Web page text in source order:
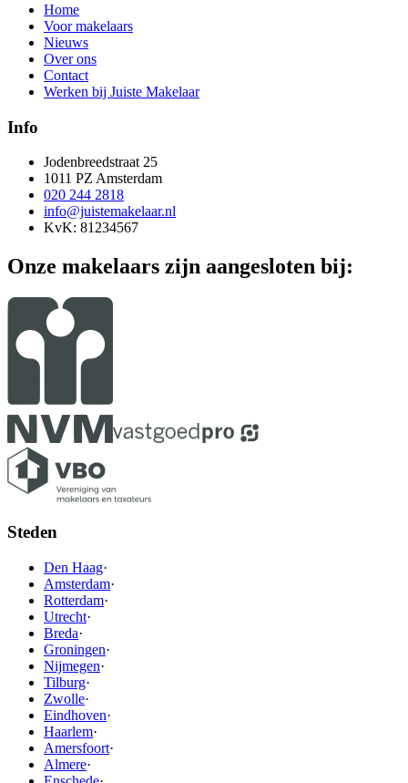
Home
Voor makelaars
Nieuws
Over ons
Contact
Werken bij Juiste Makelaar
Info
Jodenbreedstraat 25
1011 PZ Amsterdam
020 244 2818
info@juistemakelaar.nl
KvK: 81234567
Onze makelaars zijn aangesloten bij:
Steden
Den Haag·
Amsterdam·
Rotterdam·
Utrecht·
Breda·
Groningen·
Nijmegen·
Tilburg·
Zwolle·
Eindhoven·
Haarlem·
Amersfoort·
Almere·